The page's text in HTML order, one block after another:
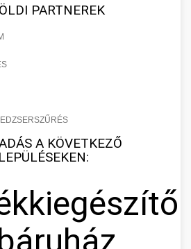
PARTNEREK
A KÖVETKEZŐ